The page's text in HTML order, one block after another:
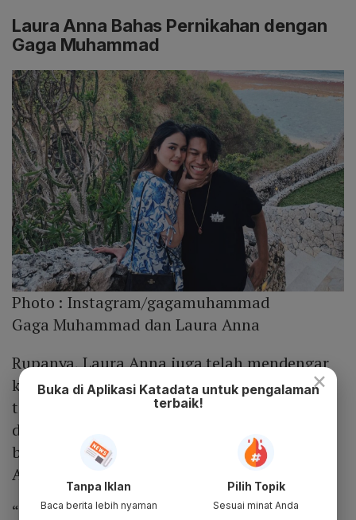
Laura Anna Bahas Pernikahan dengan
Gaga Muhammad
Photo : Instagram/gagamuhammad
Gaga Muhammad dan Laura Anna
Rupanya, Laura Anna juga telah mendengar
kabar dari kuasa hukum Gaga Muhammad
terkait kabar pernikahan. Ketika Gaga
ditahan, kuasa hukumnya mengatakan
bahwa Gaga berniat untuk menikahi Laura
Anna.
“Katanya mau (Gaga Muhammad) nikahin
×
Buka di Aplikasi Katadata untuk pengalaman
terbaik!
Tanpa Iklan
Baca berita lebih nyaman
Pilih Topik
Sesuai minat Anda